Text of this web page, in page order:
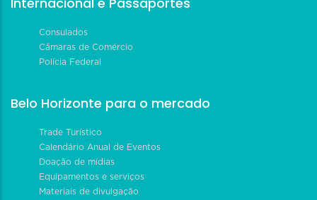
Consulados
Câmaras de Comércio
Polícia Federal
Belo Horizonte para o mercado
Trade Turístico
Calendário Anual de Eventos
Doação de mídias
Equipamentos e serviços
Materiais de divulgação